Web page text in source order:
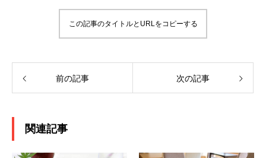
この記事のタイトルとURLをコピーする
前の記事 次の記事
関連記事